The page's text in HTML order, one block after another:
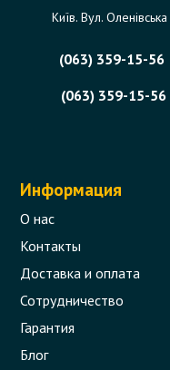
Київ. Вул.
(063) 359-15-56
(063) 359-15-56
Информация
О нас
Контакты
Доставка и оплата
Сотрудничество
Гарантия
Блог